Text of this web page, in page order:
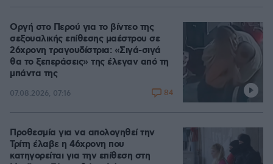
Οργή στο Περού για το βίντεο της
σεξουαλικής επίθεσης μαέστρου σε
26χρονη τραγουδίστρια: «Σιγά-σιγά
θα το ξεπεράσεις» της έλεγαν από τη
μπάντα της
07.08.2026, 07:16 84
Προθεσμία για να απολογηθεί την
Τρίτη έλαβε η 46χρονη που
κατηγορείται για την επίθεση στη